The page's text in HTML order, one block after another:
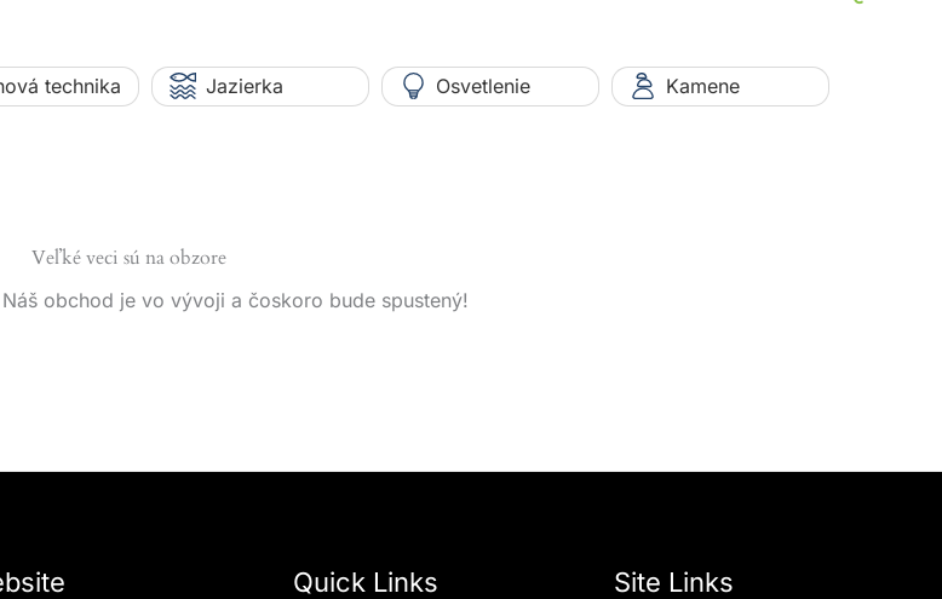
technika Jazierka Osvetlenie Kamene
Veľké veci sú na obzore
obchod je vo vývoji a čoskoro bude spustený!
Quick Links Site Links